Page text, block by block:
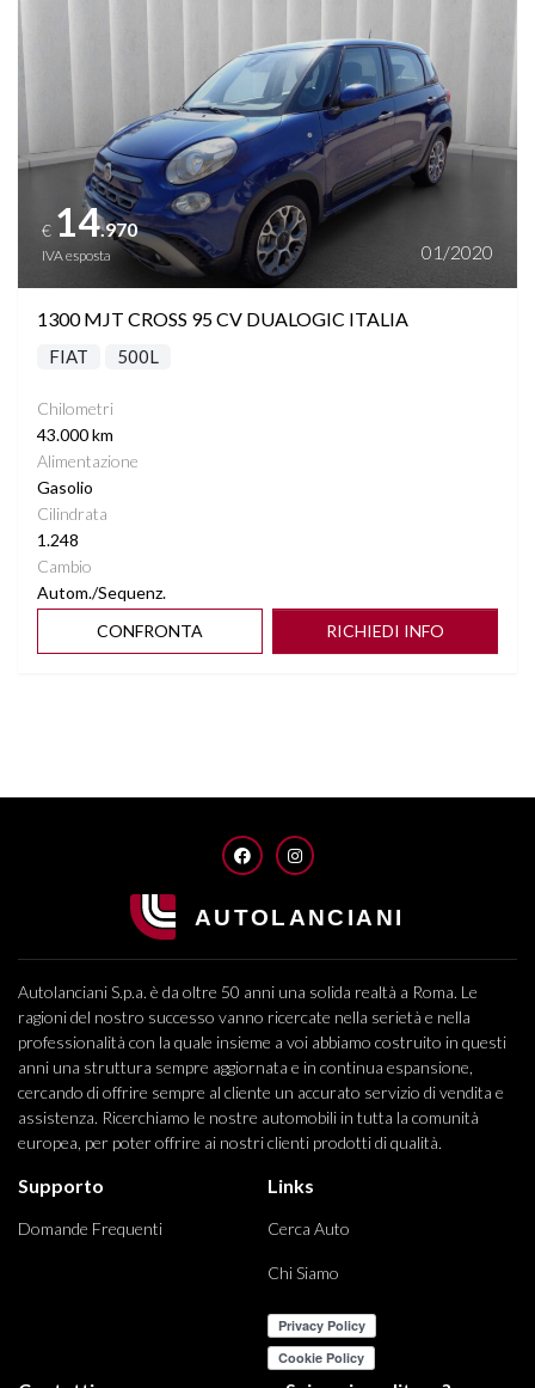
€ 14.970
IVA esposta 01/2020
1300 MJT CROSS 95 CV DUALOGIC ITALIA
FIAT 500L
Chilometri
43.000 km
Alimentazione
Gasolio
Cilindrata
1.248
Cambio
Autom./Sequenz.
CONFRONTA
RICHIEDI INFO
FACEBOOKINSTAGRAM
Autolanciani S.p.a. è da oltre 50 anni una solida realtà a Roma. Le
ragioni del nostro successo vanno ricercate nella serietà e nella
professionalità con la quale insieme a voi abbiamo costruito in questi
anni una struttura sempre aggiornata e in continua espansione,
cercando di offrire sempre al cliente un accurato servizio di vendita e
assistenza. Ricerchiamo le nostre automobili in tutta la comunità
europea, per poter offrire ai nostri clienti prodotti di qualità.
Supporto
Domande Frequenti
Links
Cerca Auto
Chi Siamo